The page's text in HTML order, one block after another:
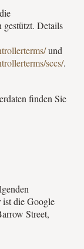
gestützt. Details
und
sccs/.
finden Sie
die Google
Street,